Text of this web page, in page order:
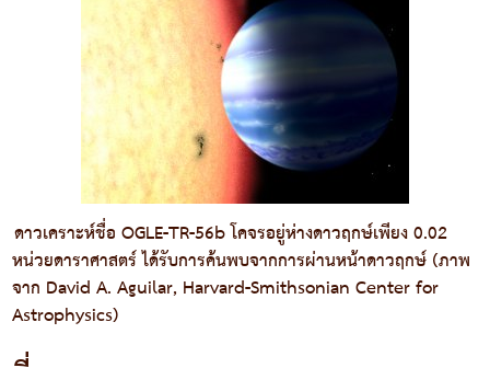
ดาวเคราะห์ชื่อ OGLE-TR-56b โคจรอยู่ห่างดาวฤกษ์เพียง 0.02
หน่วยดาราศาสตร์ ได้รับการค้นพบจากการผ่านหน้าดาวฤกษ์ (ภาพ
จาก David A. Aguilar, Harvard-Smithsonian Center for
Astrophysics)